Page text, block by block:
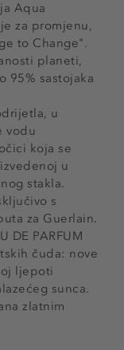
Aqua
za promjenu,
to Change".
planeti,
95% sastojaka
u
vodu
koja se
u
stakla.
s
za Guerlain.
DE PARFUM
čuda: nove
ljepoti
sunca.
zlatnim